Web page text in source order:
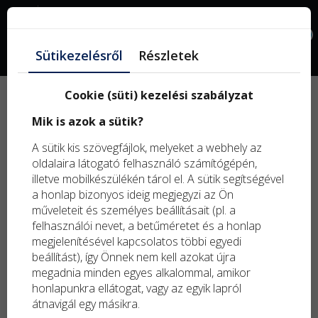
Facebook
Sütikezelésről Részletek
Cookie (süti) kezelési szabályzat
Mik is azok a sütik?
A sütik kis szövegfájlok, melyeket a webhely az
oldalaira látogató felhasználó számítógépén,
illetve mobilkészülékén tárol el. A sütik segítségével
a honlap bizonyos ideig megjegyzi az Ön
műveleteit és személyes beállításait (pl. a
felhasználói nevet, a betűméretet és a honlap
megjelenítésével kapcsolatos többi egyedi
beállítást), így Önnek nem kell azokat újra
megadnia minden egyes alkalommal, amikor
honlapunkra ellátogat, vagy az egyik lapról
átnavigál egy másikra.